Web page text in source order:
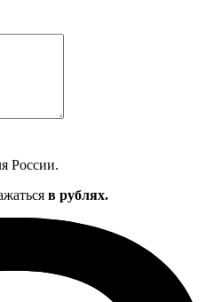
России.
в рублях.